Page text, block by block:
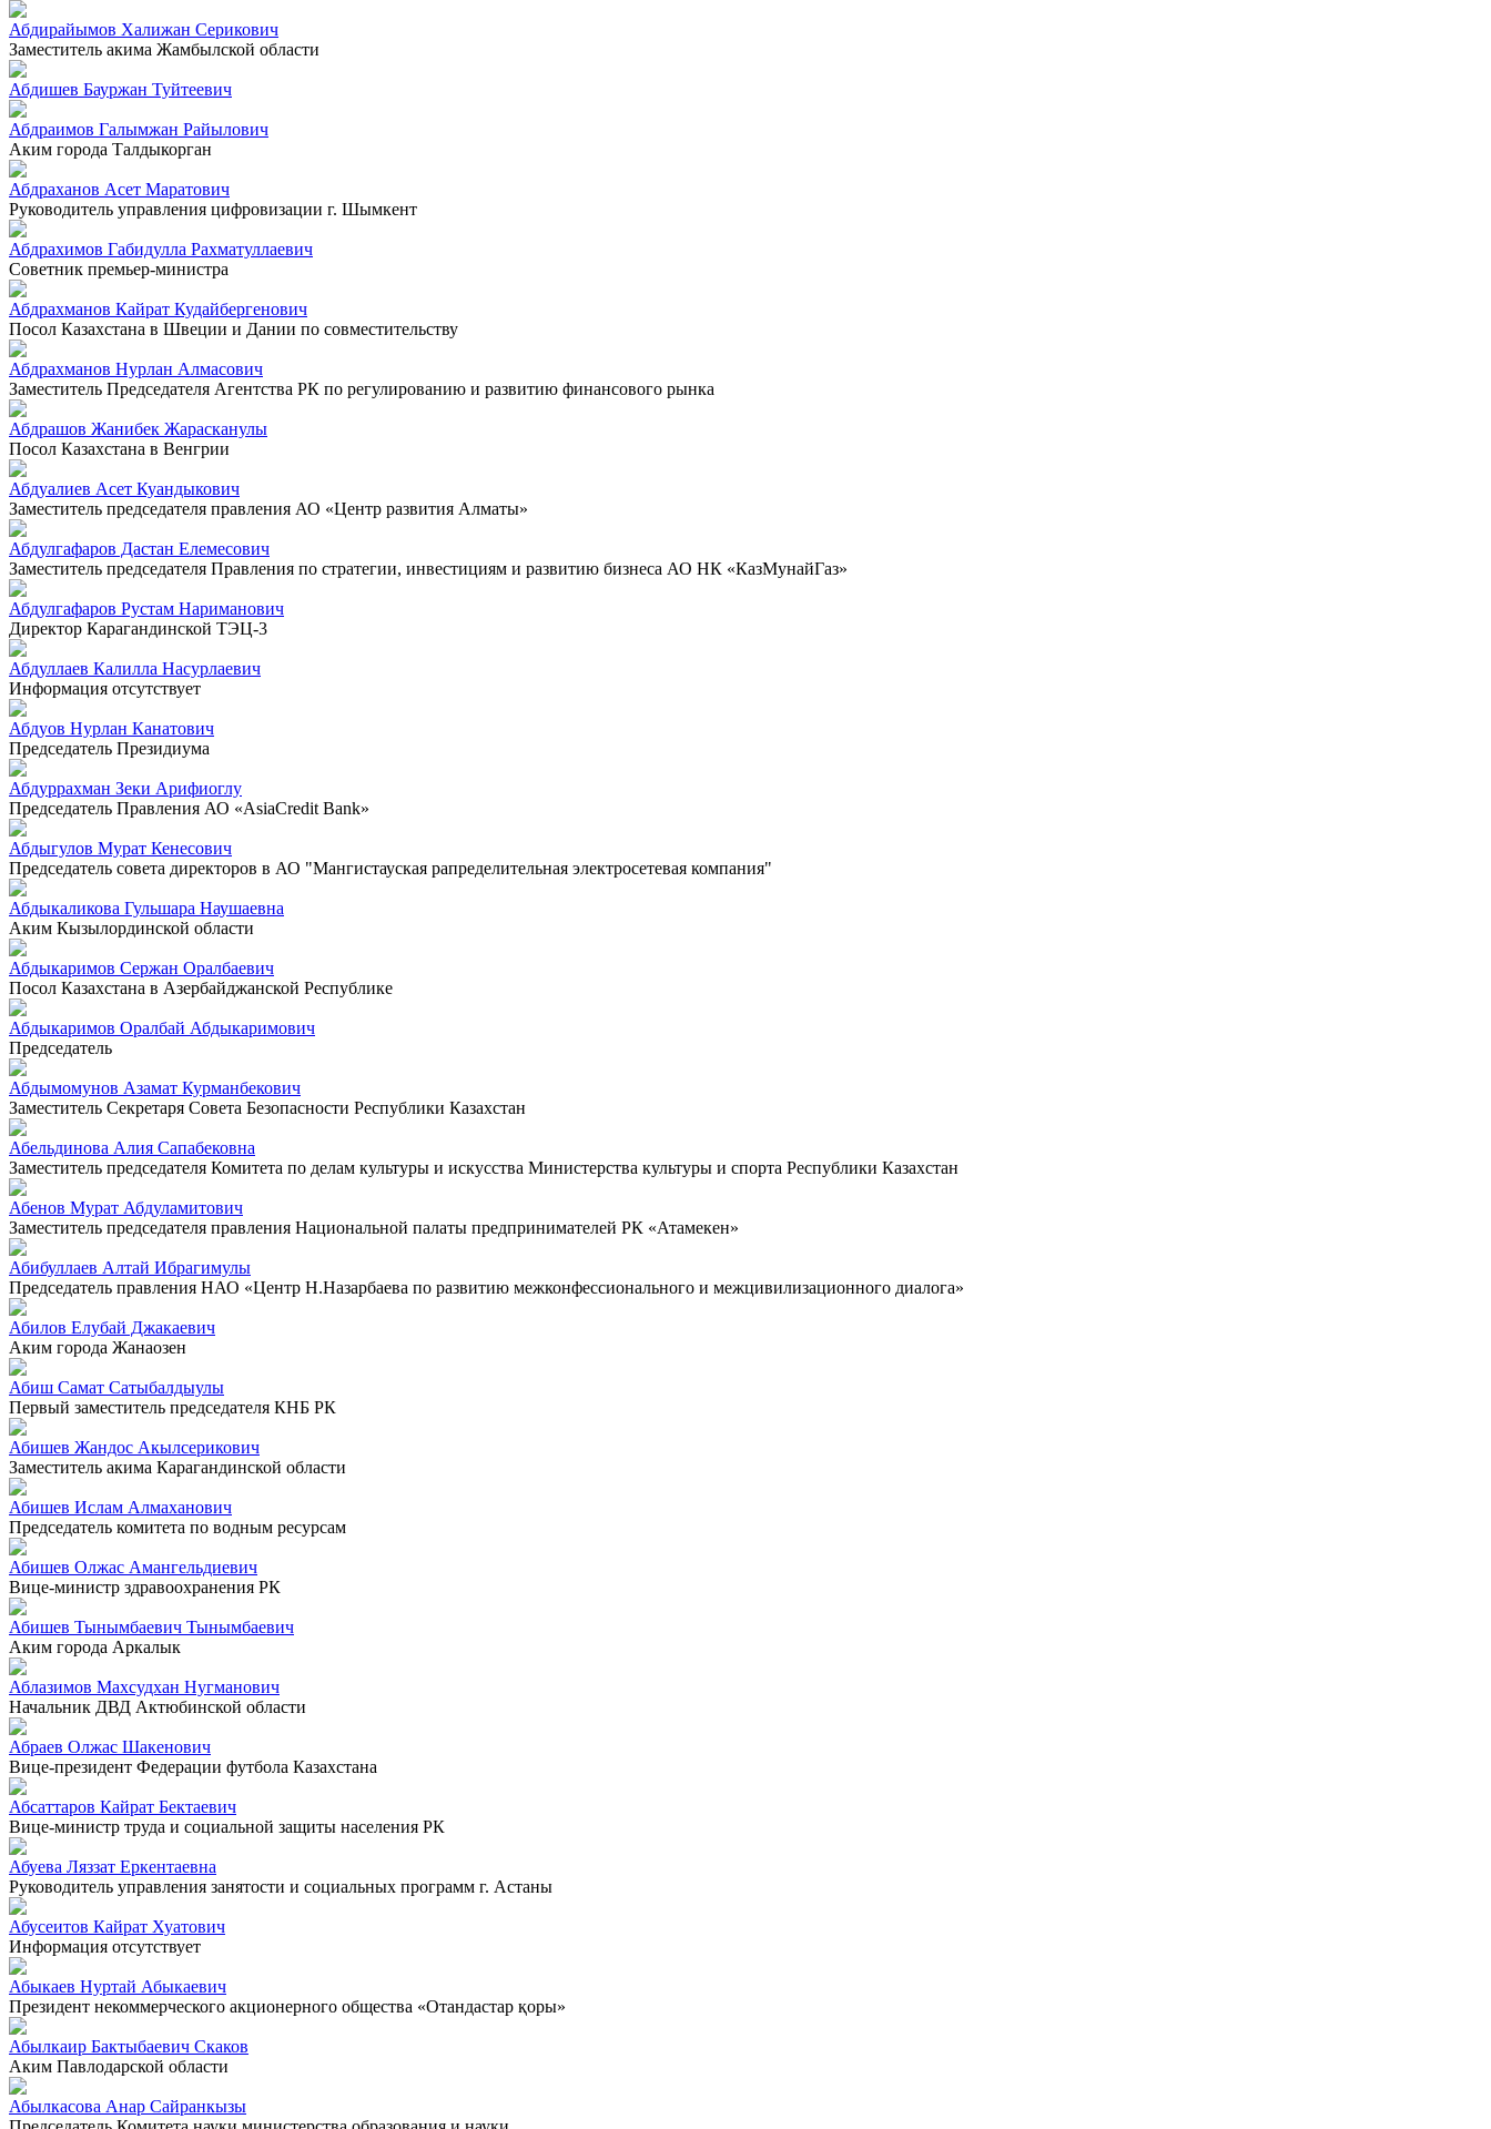
Абдирайымов Халижан Серикович
Заместитель акима Жамбылской области
Абдишев Бауржан Туйтеевич
Абдраимов Галымжан Райылович
Аким города Талдыкорган
Абдраханов Асет Маратович
Руководитель управления цифровизации г. Шымкент
Абдрахимов Габидулла Рахматуллаевич
Советник премьер-министра
Абдрахманов Кайрат Кудайбергенович
Посол Казахстана в Швеции и Дании по совместительству
Абдрахманов Нурлан Алмасович
Заместитель Председателя Агентства РК по регулированию и развитию финансового рынка
Абдрашов Жанибек Жарасканулы
Посол Казахстана в Венгрии
Абдуалиев Асет Куандыкович
Заместитель председателя правления АО «Центр развития Алматы»
Абдулгафаров Дастан Елемесович
Заместитель председателя Правления по стратегии, инвестициям и развитию бизнеса АО НК «КазМунайГаз»
Абдулгафаров Рустам Нариманович
Директор Карагандинской ТЭЦ-3
Абдуллаев Калилла Насурлаевич
Информация отсутствует
Абдуов Нурлан Канатович
Председатель Президиума
Абдуррахман Зеки Арифиоглу
Председатель Правления АО «AsiaCredit Bank»
Абдыгулов Мурат Кенесович
Председатель совета директоров в АО "Мангистауская рапределительная электросетевая компания"
Абдыкаликова Гульшара Наушаевна
Аким Кызылординской области
Абдыкаримов Сержан Оралбаевич
Посол Казахстана в Азербайджанской Республике
Абдыкаримов Оралбай Абдыкаримович
Председатель
Абдымомунов Азамат Курманбекович
Заместитель Секретаря Совета Безопасности Республики Казахстан
Абельдинова Алия Сапабековна
Заместитель председателя Комитета по делам культуры и искусства Министерства культуры и спорта Республики Казахстан
Абенов Мурат Абдуламитович
Заместитель председателя правления Национальной палаты предпринимателей РК «Атамекен»
Абибуллаев Алтай Ибрагимулы
Председатель правления НАО «Центр Н.Назарбаева по развитию межконфессионального и межцивилизационного диалога»
Абилов Елубай Джакаевич
Аким города Жанаозен
Абиш Самат Сатыбалдыулы
Первый заместитель председателя КНБ РК
Абишев Жандос Акылсерикович
Заместитель акима Карагандинской области
Абишев Ислам Алмаханович
Председатель комитета по водным ресурсам
Абишев Олжас Амангельдиевич
Вице-министр здравоохранения РК
Абишев Тынымбаевич Тынымбаевич
Аким города Аркалык
Аблазимов Махсудхан Нугманович
Начальник ДВД Актюбинской области
Абраев Олжас Шакенович
Вице-президент Федерации футбола Казахстана
Абсаттаров Кайрат Бектаевич
Вице-министр труда и социальной защиты населения РК
Абуева Ляззат Еркентаевна
Руководитель управления занятости и социальных программ г. Астаны
Абусеитов Кайрат Хуатович
Информация отсутствует
Абыкаев Нуртай Абыкаевич
Президент некоммерческого акционерного общества «Отандастар қоры»
Абылкаир Бактыбаевич Скаков
Аким Павлодарской области
Абылкасова Анар Сайранкызы